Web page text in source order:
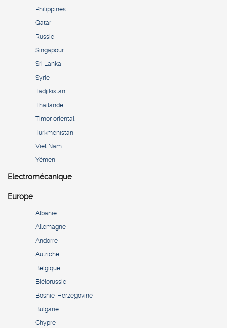
Philippines
Qatar
Russie
Singapour
Sri Lanka
Syrie
Tadjikistan
Thaïlande
Timor oriental
Turkménistan
Viêt Nam
Yémen
Electromécanique
Europe
Albanie
Allemagne
Andorre
Autriche
Belgique
Biélorussie
Bosnie-Herzégovine
Bulgarie
Chypre